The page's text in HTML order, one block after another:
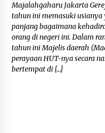
Majalahgaharu Jakarta
tahun ini memasuki usianya
panjang bagaimana
orang di negeri ini. Dalam
tahun ini Majelis daerah
perayaan HUT-nya secara
bertempat di […]